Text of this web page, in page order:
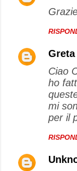
Greta
Ciao
ho
mi
per il